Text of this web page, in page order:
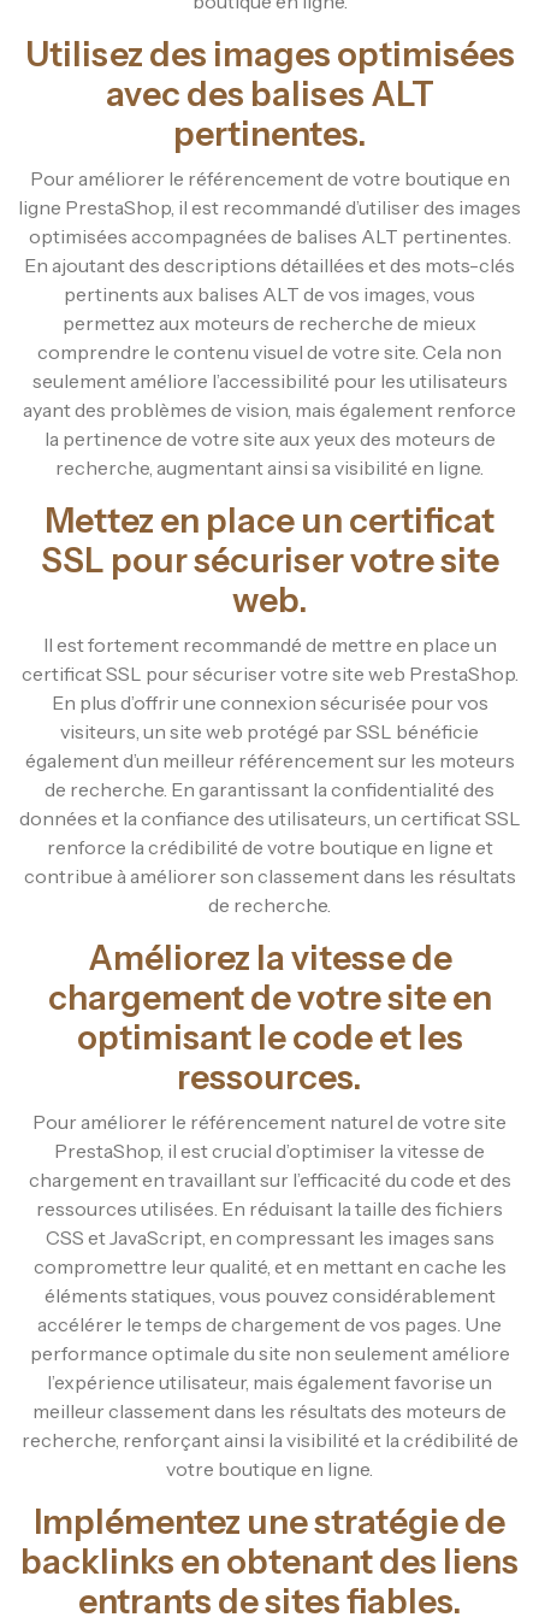
Utilisez des images optimisées
avec des balises ALT
pertinentes.
Pour améliorer le référencement de votre boutique en
ligne PrestaShop, il est recommandé d’utiliser des images
optimisées accompagnées de balises ALT pertinentes.
En ajoutant des descriptions détaillées et des mots-clés
pertinents aux balises ALT de vos images, vous
permettez aux moteurs de recherche de mieux
comprendre le contenu visuel de votre site. Cela non
seulement améliore l’accessibilité pour les utilisateurs
ayant des problèmes de vision, mais également renforce
la pertinence de votre site aux yeux des moteurs de
recherche, augmentant ainsi sa visibilité en ligne.
Mettez en place un certificat
SSL pour sécuriser votre site
web.
Il est fortement recommandé de mettre en place un
certificat SSL pour sécuriser votre site web PrestaShop.
En plus d’offrir une connexion sécurisée pour vos
visiteurs, un site web protégé par SSL bénéficie
également d’un meilleur référencement sur les moteurs
de recherche. En garantissant la confidentialité des
données et la confiance des utilisateurs, un certificat SSL
renforce la crédibilité de votre boutique en ligne et
contribue à améliorer son classement dans les résultats
de recherche.
Améliorez la vitesse de
chargement de votre site en
optimisant le code et les
ressources.
Pour améliorer le référencement naturel de votre site
PrestaShop, il est crucial d’optimiser la vitesse de
chargement en travaillant sur l’efficacité du code et des
ressources utilisées. En réduisant la taille des fichiers
CSS et JavaScript, en compressant les images sans
compromettre leur qualité, et en mettant en cache les
éléments statiques, vous pouvez considérablement
accélérer le temps de chargement de vos pages. Une
performance optimale du site non seulement améliore
l’expérience utilisateur, mais également favorise un
meilleur classement dans les résultats des moteurs de
recherche, renforçant ainsi la visibilité et la crédibilité de
votre boutique en ligne.
Implémentez une stratégie de
backlinks en obtenant des liens
entrants de sites fiables.